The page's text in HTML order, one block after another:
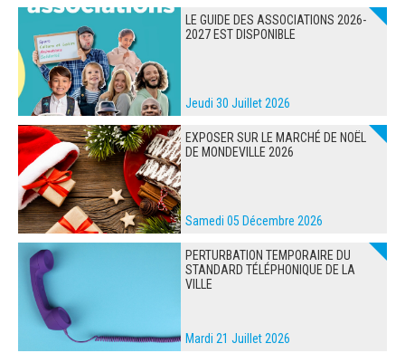
LE GUIDE DES ASSOCIATIONS 2026-
2027 EST DISPONIBLE
Jeudi 30 Juillet 2026
EXPOSER SUR LE MARCHÉ DE NOËL
DE MONDEVILLE 2026
Samedi 05 Décembre 2026
PERTURBATION TEMPORAIRE DU
STANDARD TÉLÉPHONIQUE DE LA
VILLE
Mardi 21 Juillet 2026